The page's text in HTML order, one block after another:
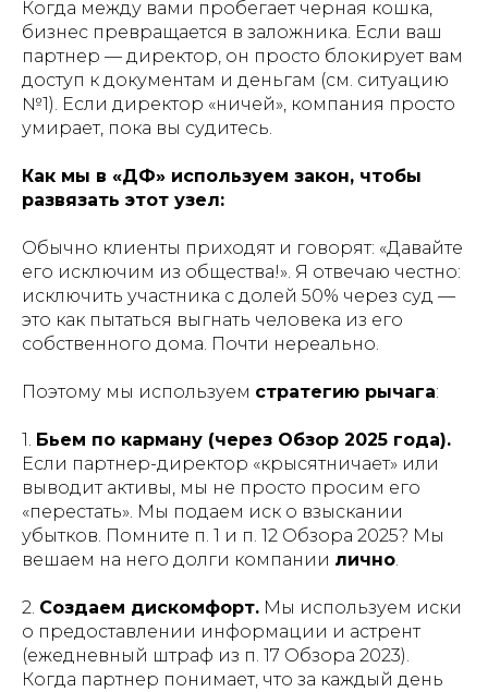
Когда между вами пробегает черная кошка,
бизнес превращается в заложника. Если ваш
партнер — директор, он просто блокирует вам
доступ к документам и деньгам (см. ситуацию
№1). Если директор «ничей», компания просто
умирает, пока вы судитесь.
Как мы в «ДФ» используем закон, чтобы
развязать этот узел:
Обычно клиенты приходят и говорят: «Давайте
его исключим из общества!». Я отвечаю честно:
исключить участника с долей 50% через суд —
это как пытаться выгнать человека из его
собственного дома. Почти нереально.
Поэтому мы используем стратегию рычага:
1. Бьем по карману (через Обзор 2025 года).
Если партнер-директор «крысятничает» или
выводит активы, мы не просто просим его
«перестать». Мы подаем иск о взыскании
убытков. Помните п. 1 и п. 12 Обзора 2025? Мы
вешаем на него долги компании лично.
2. Создаем дискомфорт. Мы используем иски
о предоставлении информации и астрент
(ежедневный штраф из п. 17 Обзора 2023).
Когда партнер понимает, что за каждый день